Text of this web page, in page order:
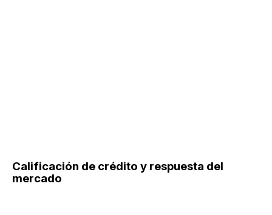
Calificación de crédito y respuesta del
mercado